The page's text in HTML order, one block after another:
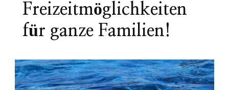
Freizeitmöglichkeiten
für ganze Familien!